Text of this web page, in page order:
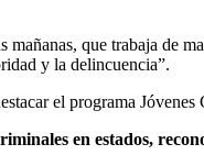
que trabaja de
y la delincuencia”.
el programa
en estados,